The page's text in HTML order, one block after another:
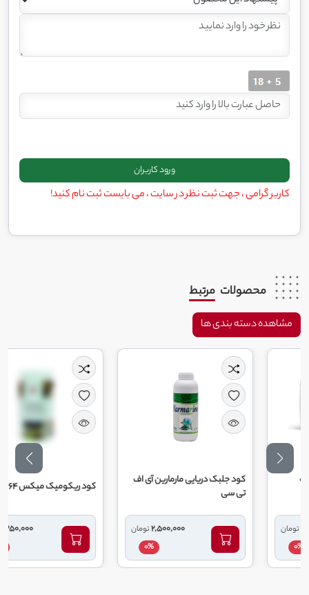
کاربر گرامی ، جهت ثبت نظر در سایت ، می بایست ثبت نام کنید!
محصولات مرتبط
مشاهده دسته بندی ها
کود جلبک دریایی مارمارین آی اف
تی سی
2,500,000تومان
کود ریکومیک میکس 464 ریکو
1,250,000تومان